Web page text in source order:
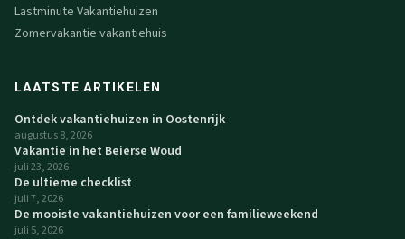
Lastminute Vakantiehuizen
Zomervakantie vakantiehuis
LAATSTE ARTIKELEN
Ontdek vakantiehuizen in Oostenrijk
augustus 8, 2026
Vakantie in het Beierse Woud
juli 23, 2026
De ultieme checklist
juli 7, 2026
De mooiste vakantiehuizen voor een familieweekend
juli 5, 2026